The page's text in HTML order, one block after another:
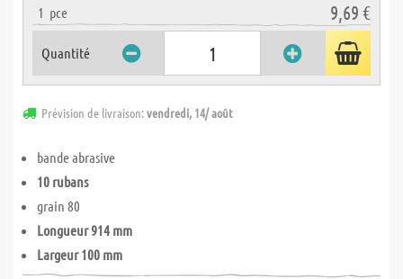
1 pce 9,69 €
Quantité
Prévision de livraison:vendredi, 14/ août
bande abrasive
10 rubans
grain 80
Longueur 914 mm
Largeur 100 mm